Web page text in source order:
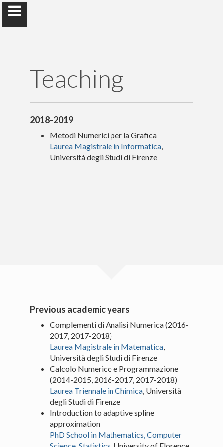
var sc_project=11590538; var sc_invisible=0; var
sc_security="402a40cc"; var scJsHost = (("https:" ==
document.location.protocol) ? "https://secure." : "http://www.");
Carlotta Giannelli
ResearcherId
Teaching
2018-2019
Metodi Numerici per la Grafica
Laurea Magistrale in Informatica,
Università degli Studi di Firenze
Previous academic years
Complementi di Analisi Numerica (2016-
2017, 2017-2018)
Laurea Magistrale in Matematica,
Università degli Studi di Firenze
Calcolo Numerico e Programmazione
(2014-2015, 2016-2017, 2017-2018)
Laurea Triennale in Chimica, Università
degli Studi di Firenze
Introduction to adaptive spline
approximation
PhD School in Mathematics, Computer